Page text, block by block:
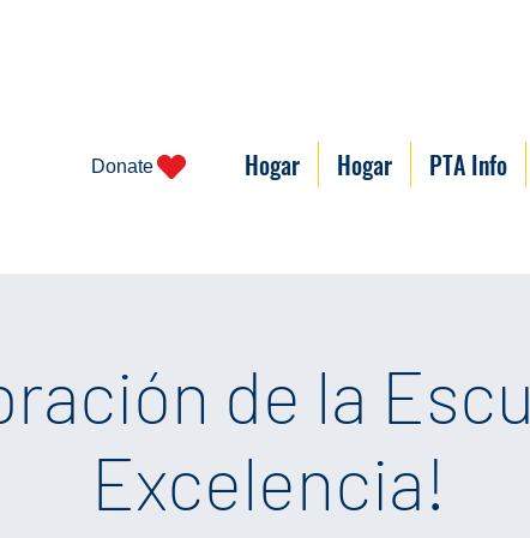
Donate Hogar Hogar PTA Info
de la
Excelencia!